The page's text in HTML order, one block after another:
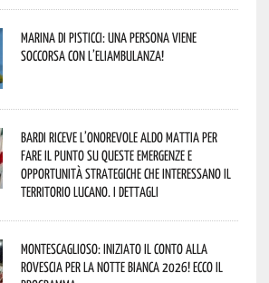
Marina di Pisticci: una persona viene
soccorsa con l’eliambulanza!
Bardi riceve l’onorevole Aldo Mattia per
fare il punto su queste emergenze e
opportunità strategiche che interessano il
territorio lucano. I dettagli
Montescaglioso: iniziato il conto alla
rovescia per la Notte Bianca 2026! Ecco il